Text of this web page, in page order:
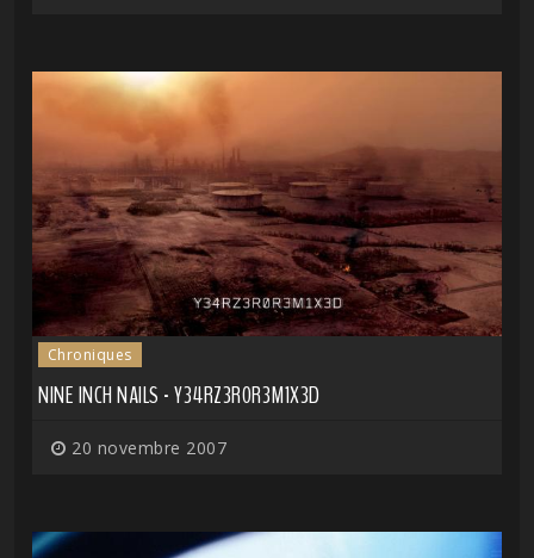
Chroniques
NINE INCH NAILS - Y34RZ3R0R3M1X3D
20 novembre 2007